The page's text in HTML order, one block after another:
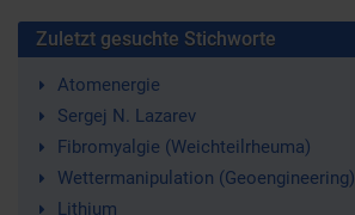
Zuletzt gesuchte Stichworte
Atomenergie
Sergej N. Lazarev
Fibromyalgie (Weichteilrheuma)
Wettermanipulation (Geoengineering)
Lithium